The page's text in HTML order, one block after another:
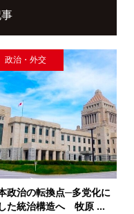
政治・外交
政治の転換点─多党化に
た統治構造へ 牧原 ...